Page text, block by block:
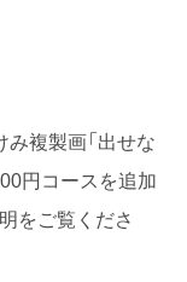
み複製画「出せな
円コースを追加
をご覧くださ